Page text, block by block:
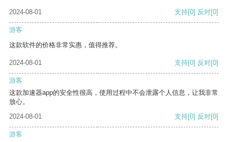
2024-08-01 支持[0] 反对[0]
游客
这款软件的价格非常实惠，值得推荐。
2024-08-01 支持[0] 反对[0]
游客
这款加速器app的安全性很高，使用过程中不会泄露个人信息，让我非常
放心。
2024-08-01
支持[0] 反对[0]
游客